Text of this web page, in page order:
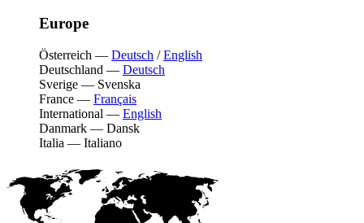
Europe
Österreich — Deutsch /English
Deutschland — Deutsch
Sverige — Svenska
France — Français
International — English
Danmark — Dansk
Italia — Italiano